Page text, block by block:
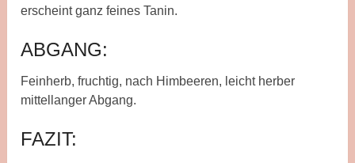
erscheint ganz feines Tanin.
ABGANG:
Feinherb, fruchtig, nach Himbeeren, leicht herber
mittellanger Abgang.
FAZIT: